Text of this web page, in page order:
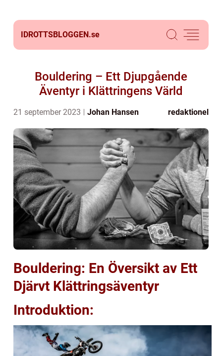
IDROTTSBLOGGEN.se
Bouldering – Ett Djupgående
Äventyr i Klättringens Värld
21 september 2023 Johan Hansen redaktionel
Bouldering: En Översikt av Ett
Djärvt Klättringsäventyr
Introduktion: